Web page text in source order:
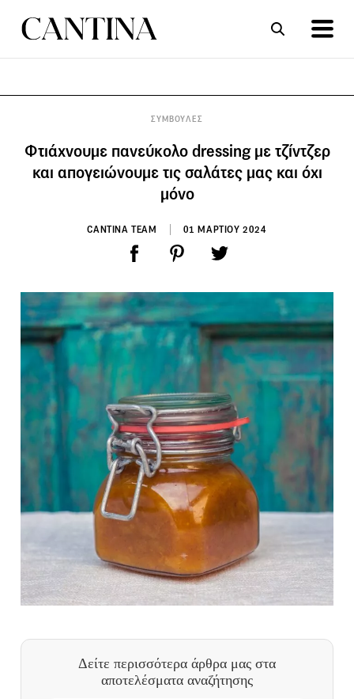
ΣΥΜΒΟΥΛΕΣ
Φτιάχνουμε πανεύκολo dressing με τζίντζερ
και απογειώνουμε τις σαλάτες μας και όχι
μόνο
CANTINA TEAM 01 ΜΑΡΤΙΟΥ 2024
Δείτε περισσότερα άρθρα μας στα
αποτελέσματα αναζήτησης